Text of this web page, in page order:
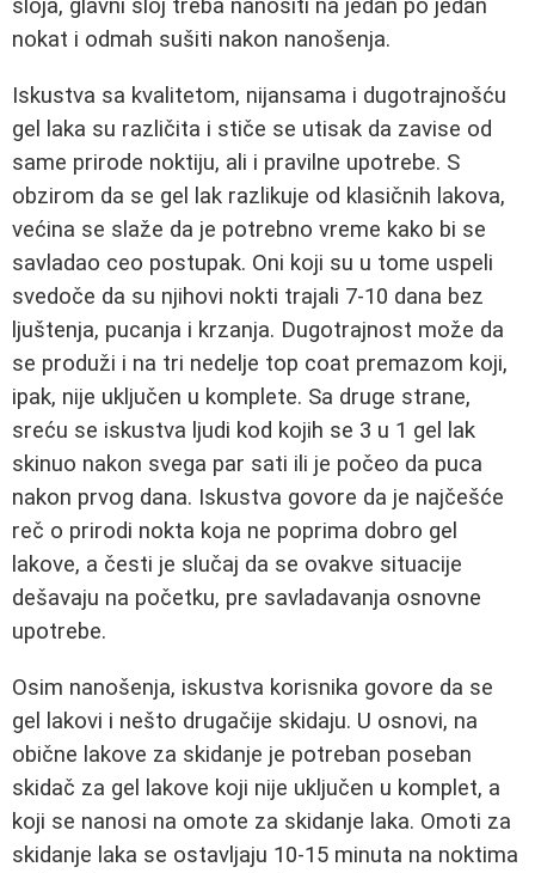
sloja, glavni sloj treba nanositi na jedan po jedan
nokat i odmah sušiti nakon nanošenja.
Iskustva sa kvalitetom, nijansama i dugotrajnošću
gel laka su različita i stiče se utisak da zavise od
same prirode noktiju, ali i pravilne upotrebe. S
obzirom da se gel lak razlikuje od klasičnih lakova,
većina se slaže da je potrebno vreme kako bi se
savladao ceo postupak. Oni koji su u tome uspeli
svedoče da su njihovi nokti trajali 7-10 dana bez
ljuštenja, pucanja i krzanja. Dugotrajnost može da
se produži i na tri nedelje top coat premazom koji,
ipak, nije uključen u komplete. Sa druge strane,
sreću se iskustva ljudi kod kojih se 3 u 1 gel lak
skinuo nakon svega par sati ili je počeo da puca
nakon prvog dana. Iskustva govore da je najčešće
reč o prirodi nokta koja ne poprima dobro gel
lakove, a česti je slučaj da se ovakve situacije
dešavaju na početku, pre savladavanja osnovne
upotrebe.
Osim nanošenja, iskustva korisnika govore da se
gel lakovi i nešto drugačije skidaju. U osnovi, na
obične lakove za skidanje je potreban poseban
skidač za gel lakove koji nije uključen u komplet, a
koji se nanosi na omote za skidanje laka. Omoti za
skidanje laka se ostavljaju 10-15 minuta na noktima